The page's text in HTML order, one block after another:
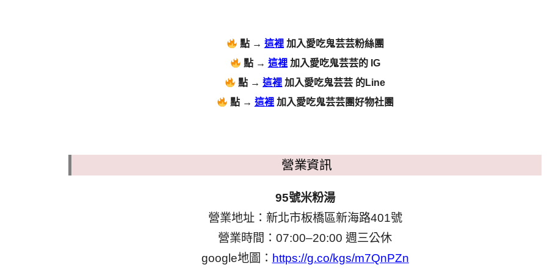
點 → 這裡 加入愛吃鬼芸芸粉絲團
點 → 這裡加入愛吃鬼芸芸的 IG
點 →這裡 加入愛吃鬼芸芸 的Line
點 → 這裡加入愛吃鬼芸芸團好物社團
營業資訊
95號米粉湯
營業地址：新北市板橋區新海路401號
營業時間：07:00–20:00 週三公休
google地圖： https://g.co/kgs/m7QnPZn